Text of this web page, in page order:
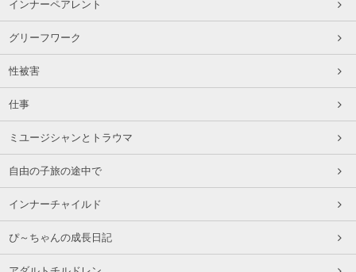
インナーペアレント
グリーフワーク
性被害
仕事
ミユージシャンとトラウマ
自由の子旅の途中で
インナーチャイルド
ぴ～ちゃんの成長日記